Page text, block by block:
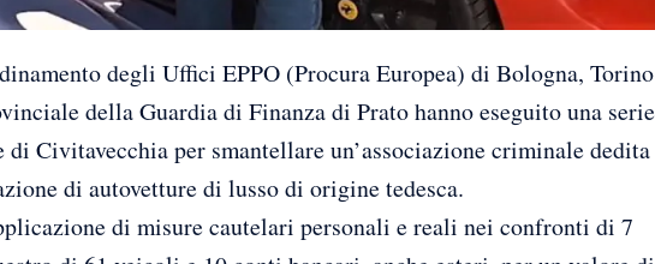
degli Uffici EPPO (Procura Europea) di Bologna, Torino
della Guardia di Finanza di Prato hanno eseguito una serie
Civitavecchia per smantellare un’associazione criminale dedita
di autovetture di lusso di origine tedesca.
di misure cautelari personali e reali nei confronti di 7